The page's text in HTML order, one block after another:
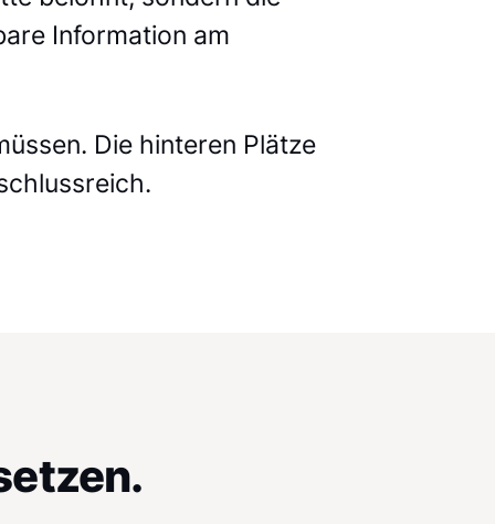
Information am
Die hinteren Plätze